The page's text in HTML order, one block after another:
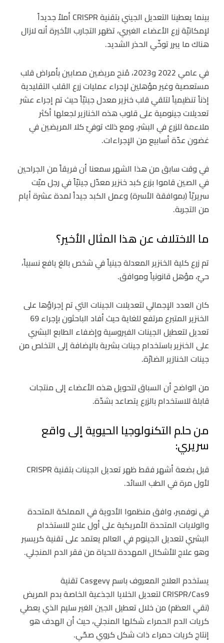
بينما يعطينا التعديل الجيني بتقنية CRISPR أملاً جديداً
لإمكانيّة زرع الأعضاء الغيري، تظهر التجارب الأخيرة أنه لازال
هناك ما يبرر توخّي الحذر الشديد.
في عامي 2022 و2023، مُنح مريضين مصابين بأمراض قلب
مستعصية وغير مؤهلين لإجراء عمليات زرع القلب التقليدية
إذناً تنظيمياً لتلقي قلب خنزير معدل جينيّاً حيث تم إجراء عشر
تعديلات جينومية على قلوب هذه الخنازير لجعلها أكثر
ملاءمة للزرع في البشر، ومع ذلك توفيّ كلا المريضين في
غضون عدّة أسابيع من الإجراءات.
في وقت سابق من هذا الشهر سمعنا أن فريقاً من الجراحين
في الصين قاموا بزرع كبد خنزير معدّل جينيّاً في رجل ميّت
سريريّاً (بموافقة الأسرة) وعمل الكبد جيداً لمدة عشرة أيام
من التجربة.
ما الاختلاف عن هذا المثال الأخير؟
تم زرع كلية الخنزير المعدلة جينياً في شخص بالغ يافع نسبياً،
حيّ، مؤهل قانونياً وموافق.
كان العدد الإجمالي لتعديلات الجينات التي تم إجراؤها على
الخنزير المتبرع مرتفع للغاية حيث أفاد الباحثون بإجراء 69
تعديل لتعطيل الجينات الفيروسية وإضفاء الطابع البشري
على الخنزير باستخدام جينات بشرية بالإضافة إلى التخلص من
جينات الخنازير الضارّة.
من الواضح أن السباق لتحويل هذه الأعضاء إلى منتجات
قابلة للاستخدام بالزرع يتصاعد بشدّة.
من حلم التكنولوجيا الحيوية إلى واقع
سريري:
قبل بضعة أشهر فقط ظهر تعديل الجينات بتقنية CRISPR
لأول مرة في الطب السائد.
في نوفمبر، وافق منظموا الأدوية في المملكة المتحدة
والولايات المتحدة الأمريكية على أول علاج للاستخدام
البشري لتعديل الجينوم في العالم يعتمد على تقنية كريسبر
وهو علاج للأشكال المهددة للحياة من فقر الدم المنجلي.
يستخدم العلاج المعروف باسم Casgevy تقنية
CRISPR/Cas9 لتعديل الخلايا الجذعية الخاصة بدم المريض
(نقي العظم) من خلال تعطيل الجين الغير سليم الذي يعطي
كريات الدم الحمراء شكلها المنجلي، حيث أن الهدف هو
إنتاج كريات حمراء ذات شكل كروي صحّي.